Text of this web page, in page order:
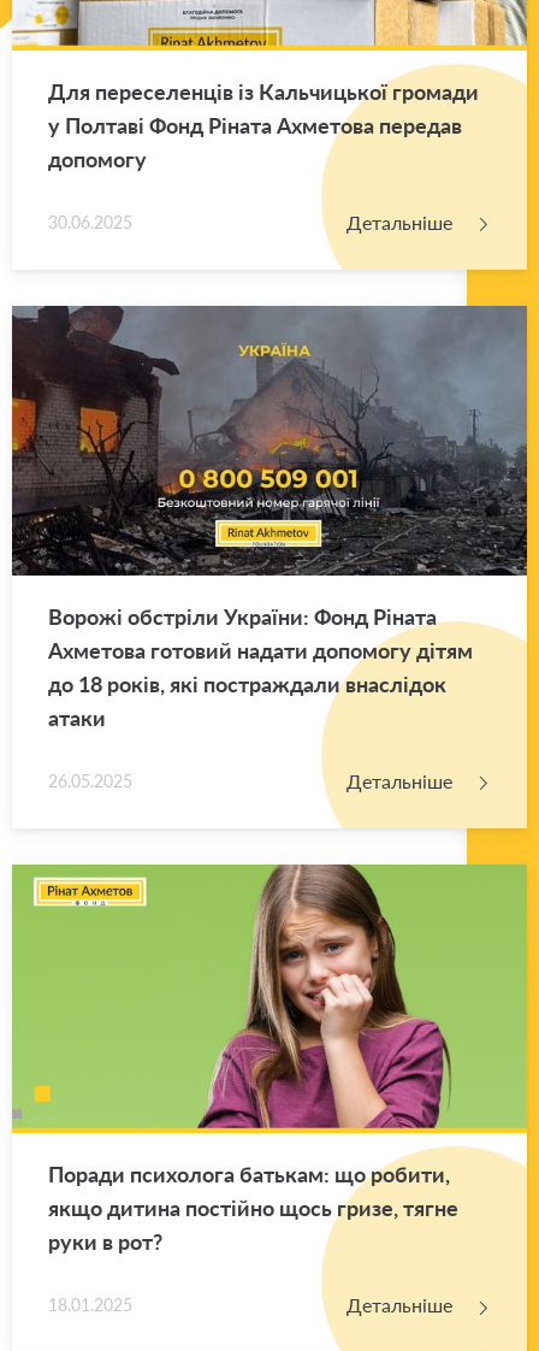
Для пе­ре­се­лен­ців із Каль­чи­цької гро­ма­ди
у Пол­та­ві Фонд Рі­на­та Ахме­то­ва пе­ре­дав
до­по­мо­гу
30.06.2025 Детальніше
Во­ро­жі об­стрі­ли Укра­ї­ни: Фонд Рі­на­та
Ахме­то­ва го­то­вий на­да­ти до­по­мо­гу дітям
до 18 років, які по­стра­жда­ли вна­слі­док
атаки
26.05.2025 Детальніше
По­ра­ди пси­хо­ло­га ба­тькам: що ро­би­ти,
якщо ди­ти­на по­стій­но щось гризе, тягне
руки в рот?
18.01.2025 Детальніше